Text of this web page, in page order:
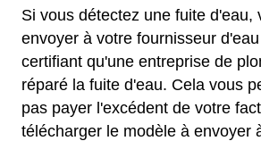
Si vous détectez une fuite d'eau,
envoyer à votre fournisseur
certifiant qu'une entreprise de
réparé la fuite d'eau. Cela vous
pas payer l'excédent de votre
télécharger le modèle à envoyer